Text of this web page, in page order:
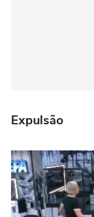
Expulsão